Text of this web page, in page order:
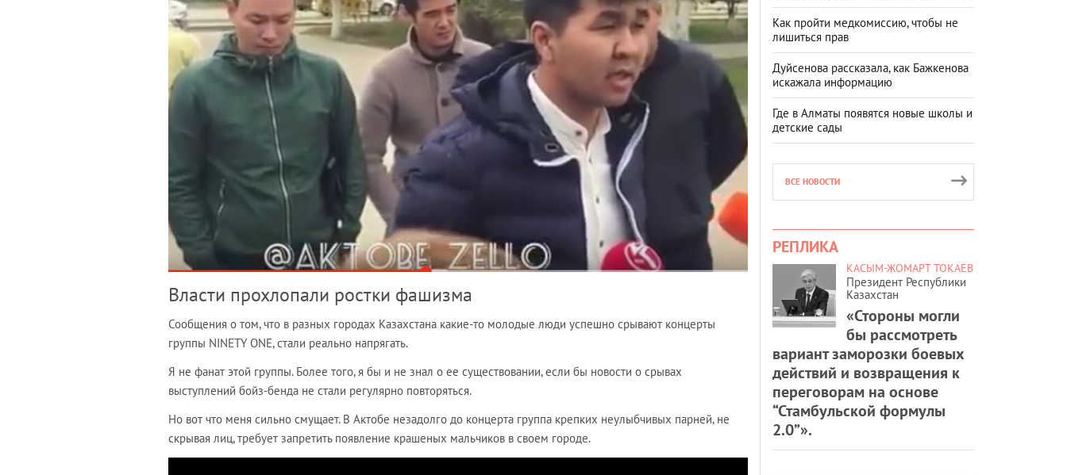
Власти прохлопали ростки фашизма
Сообщения о том, что в разных городах Казахстана какие-то молодые люди успешно срывают концерты
группы NINETY ONE, стали реально напрягать.
Я не фанат этой группы. Более того, я бы и не знал о ее существовании, если бы новости о срывах
выступлений бойз-бенда не стали регулярно повторяться.
Но вот что меня сильно смущает. В Актобе незадолго до концерта группа крепких неулыбчивых парней, не
скрывая лиц, требует запретить появление крашеных мальчиков в своем городе.
Как пройти медкомиссию, чтобы не
лишиться прав
Дуйсенова рассказала, как Бажкенова
искажала информацию
Где в Алматы появятся новые школы и
детские сады
ВСЕ НОВОСТИ
РЕПЛИКА
КАСЫМ-ЖОМАРТ ТОКАЕВ
Президент Республики
Казахстан
«Стороны могли
бы рассмотреть
вариант заморозки боевых
действий и возвращения к
переговорам на основе
“Стамбульской формулы
2.0”».